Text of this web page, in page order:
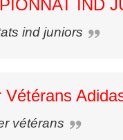
IND
ind juniors
Vétérans
vétérans